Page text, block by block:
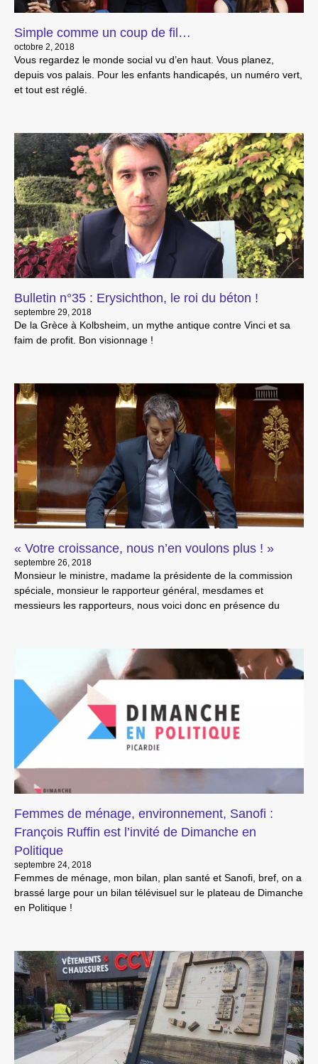
Simple comme un coup de fil…
octobre 2, 2018
Vous regardez le monde social vu d’en haut. Vous planez,
depuis vos palais. Pour les enfants handicapés, un numéro vert,
et tout est réglé.
Bulletin n°35 : Erysichthon, le roi du béton !
septembre 29, 2018
De la Grèce à Kolbsheim, un mythe antique contre Vinci et sa
faim de profit. Bon visionnage !
« Votre croissance, nous n’en voulons plus ! »
septembre 26, 2018
Monsieur le ministre, madame la présidente de la commission
spéciale, monsieur le rapporteur général, mesdames et
messieurs les rapporteurs, nous voici donc en présence du
Femmes de ménage, environnement, Sanofi :
François Ruffin est l’invité de Dimanche en
Politique
septembre 24, 2018
Femmes de ménage, mon bilan, plan santé et Sanofi, bref, on a
brassé large pour un bilan télévisuel sur le plateau de Dimanche
en Politique !